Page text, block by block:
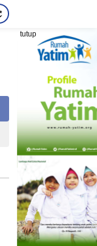
tutup